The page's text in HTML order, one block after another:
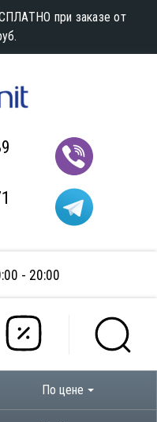
при заказе от
- 20:00
По цене